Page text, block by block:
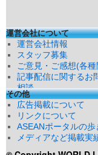
運営会社について
運営会社情報
スタッフ募集
ご意見・ご感想(各
記事配信に関するお
相談
その他
広告掲載について
リンクについて
ASEANポータルの歩
メディアなど掲載実